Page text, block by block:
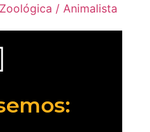
/ Animalista